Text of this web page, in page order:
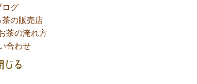
ログ
茶の販売店
茶の淹れ方
合わせ